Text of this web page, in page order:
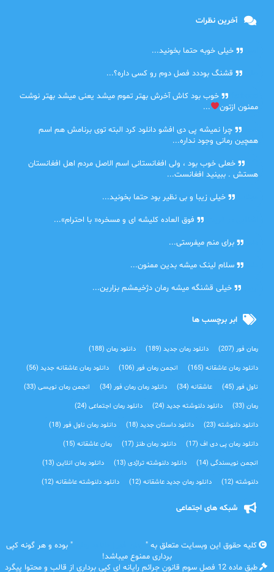
آخرین نظرات
خیلی خوبه حتما بخونید...
قشنگ بوددد فصل دوم رو کسی داره؟...
خوب بود کاش آخرش بهتر تموم میشد یعنی میشد بهتر نوشت
ممنون ازتون
...
چرا نمیشه پی دی افشو دانلود کرد البته توی برنامش هم اسم
همچین رمانی وجود نداره...
خعلی خوب بود ، ولی افغانستانی اسم الاصل مردم اهل افغانستان
هستش . ببینید افغانست...
خیلی زیبا و بی نظیر بود حتما بخونید...
فوق العاده کلیشه ای و مسخره« با احترام»...
برای منم میفرستی...
سلام لینک میشه بدین ممنون...
خیلی قشنگه میشه رمان دژخیمشم بزارین...
ابر برچسب ها
رمان فور(207) دانلود رمان جدید(189) دانلود رمان(188)
دانلود رمان عاشقانه(165) انجمن رمان فور(106) دانلود رمان عاشقانه جدید(56)
ناول فور(45) عاشقانه(34) دانلود رمان رمان فور(34) انجمن رمان نویسی(33)
رمان(33) دانلود دلنوشته جدید(24) دانلود رمان اجتماعی‌(24)
دانلود دلنوشته(23) دانلود داستان جدید(18) دانلود رمان ناول فور(18)
دانلود رمان پی دی اف(17) دانلود رمان طنز(17) رمان عاشقانه(15)
انجمن نویسندگی(14) دانلود دلنوشته تراژدی‌(13) دانلود رمان انلاین(13)
دلنوشته(12) دانلود رمان جدید عاشقانه(12) دانلود دلنوشته عاشقانه(12)
شبکه های اجتماعی
کلیه حقوق این وبسایت متعلق به "
" بوده و هر گونه کپی
برداری ممنوع میباشد!
طبق ماده 12 فصل سوم قانون جرائم رایانه ای کپی برداری از قالب و محتوا پیگرد